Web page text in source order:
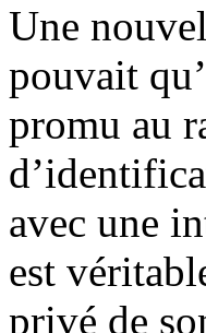
Une
pouvait
promu au
avec une
est
privé de